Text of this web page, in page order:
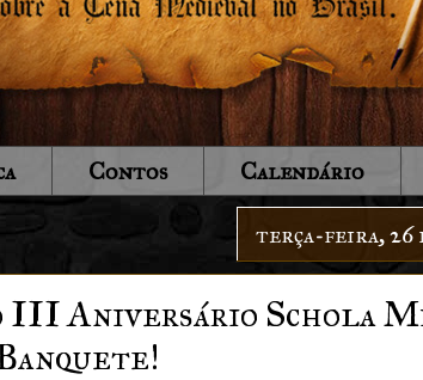
Contos Calendário
terça-feira, 26
III Aniversário Schola